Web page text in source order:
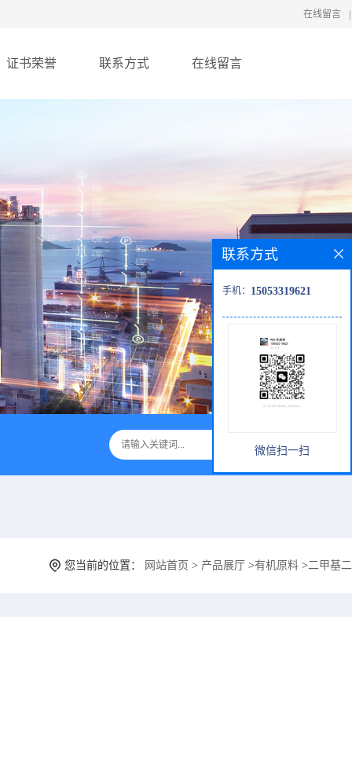
在线留言
证书荣誉 联系方式 在线留言
您当前的位置： 网站首页 > 产品展厅 >有机原料 >二甲基
联系方式
手机： 15053319621
微信扫一扫